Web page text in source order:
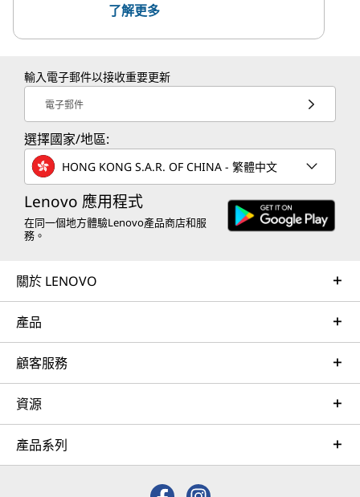
了解更多
輸入電子郵件以接收重要更新
電子郵件
選擇國家/地區:
HONG KONG S.A.R. OF CHINA - 繁體中文
Lenovo 應用程式
在同一個地方體驗Lenovo產品商店和服
務。
關於 LENOVO
產品
顧客服務
資源
產品系列